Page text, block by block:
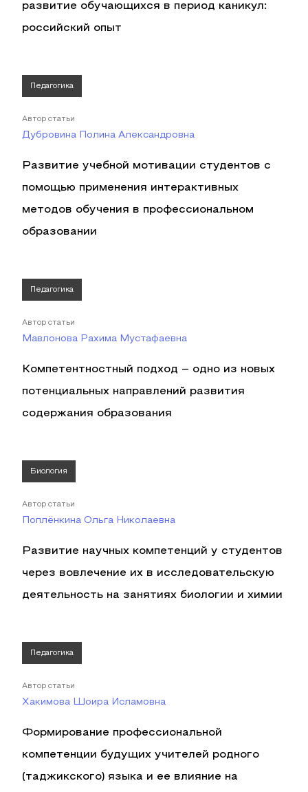
развитие обучающихся в период каникул:
российский опыт
Педагогика
Автор статьи
Дубровина Полина Александровна
Развитие учебной мотивации студентов с
помощью применения интерактивных
методов обучения в профессиональном
образовании
Педагогика
Автор статьи
Мавлонова Рахима Мустафаевна
Компетентностный подход – одно из новых
потенциальных направлений развития
содержания образования
Биология
Автор статьи
Поплёнкина Ольга Николаевна
Развитие научных компетенций у студентов
через вовлечение их в исследовательскую
деятельность на занятиях биологии и химии
Педагогика
Автор статьи
Хакимова Шоира Исламовна
Формирование профессиональной
компетенции будущих учителей родного
(таджикского) языка и ее влияние на